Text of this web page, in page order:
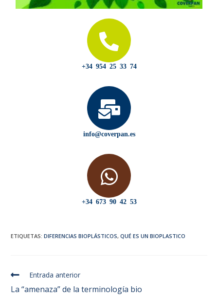
+34 954 25 33 74
info@coverpan.es
+34 673 90 42 53
ETIQUETAS:DIFERENCIAS BIOPLÁSTICOS, QUÉ ES UN BIOPLASTICO
Entrada anterior
La “amenaza” de la terminología bio